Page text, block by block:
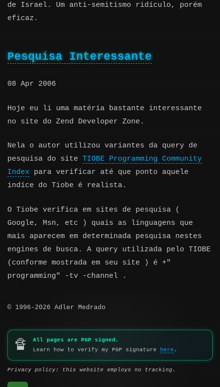
de Israel. Um anti-semitismo ridículo, porém
eficaz.
Pesquisa Interessante
08 Apr 2006
Hoje eu li uma matéria bastante interessante
no site do Zend Developer Zone.
Nela o autor utilizou variantes da query de
pesquisa do site TIOBE Programming Community
Index para verificar até que ponto aquele
indíce do Tiobe é realista.
O Tiobe verifica em sites de pesquisa (
Google, Msn, etc ) quais as linguagens que
mais aparecem em determinada pesquisa nestes
engines de busca. A query utilizada pelo TIOBE
(conforme mostrada em seu site ) é +"
programming" -tv -channel .
© 1996-2026 Adler Medrado
🔏
All pages are PGP signed.
Learn how to verify my PGP signature
here .
Privacy policy: this website employs no tracking.